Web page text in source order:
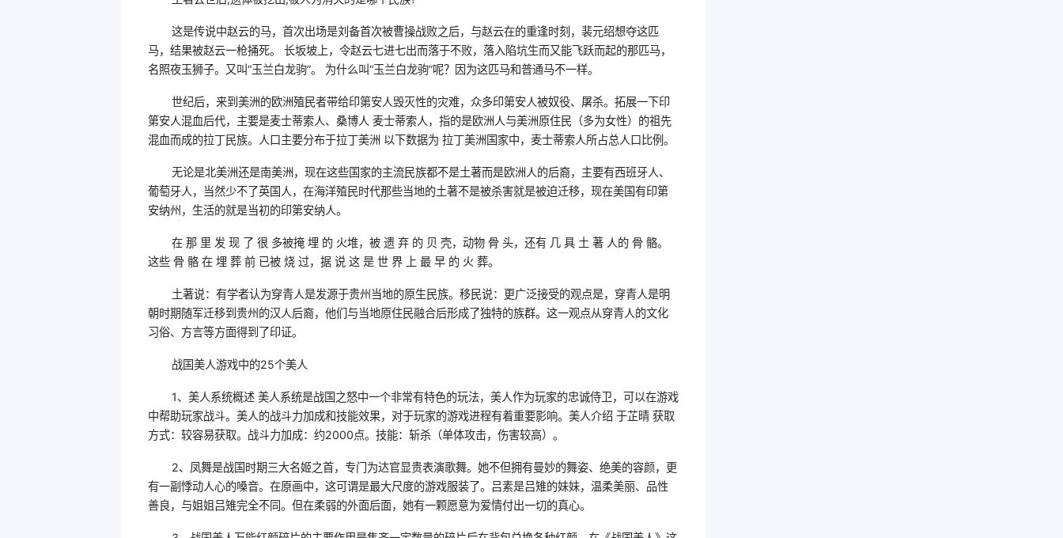
这是传说中赵云的马，首次出场是刘备首次被曹操战败之后，与赵云在的重逢时刻，裴元绍想夺这匹
马，结果被赵云一枪捅死。 长坂坡上，令赵云七进七出而落于不败，落入陷坑生而又能飞跃而起的那匹马，
名照夜玉狮子。又叫“玉兰白龙驹”。 为什么叫“玉兰白龙驹”呢？因为这匹马和普通马不一样。
世纪后，来到美洲的欧洲殖民者带给印第安人毁灭性的灾难，众多印第安人被奴役、屠杀。拓展一下印
第安人混血后代，主要是麦士蒂索人、桑博人 麦士蒂索人，指的是欧洲人与美洲原住民（多为女性）的祖先
混血而成的拉丁民族。人口主要分布于拉丁美洲 以下数据为 拉丁美洲国家中，麦士蒂索人所占总人口比例。
无论是北美洲还是南美洲，现在这些国家的主流民族都不是土著而是欧洲人的后裔，主要有西班牙人、
葡萄牙人，当然少不了英国人，在海洋殖民时代那些当地的土著不是被杀害就是被迫迁移，现在美国有印第
安纳州，生活的就是当初的印第安纳人。
在 那 里 发 现 了 很 多被掩 埋 的 火堆，被 遗 弃 的 贝 壳，动物 骨 头，还有 几 具 土 著 人的 骨 骼。
这些 骨 骼 在 埋 葬 前 已被 烧 过，据 说 这 是 世 界 上 最 早 的 火 葬。
土著说：有学者认为穿青人是发源于贵州当地的原生民族。移民说：更广泛接受的观点是，穿青人是明
朝时期随军迁移到贵州的汉人后裔，他们与当地原住民融合后形成了独特的族群。这一观点从穿青人的文化
习俗、方言等方面得到了印证。
战国美人游戏中的25个美人
1、美人系统概述 美人系统是战国之怒中一个非常有特色的玩法，美人作为玩家的忠诚侍卫，可以在游戏
中帮助玩家战斗。美人的战斗力加成和技能效果，对于玩家的游戏进程有着重要影响。美人介绍 于芷晴 获取
方式：较容易获取。战斗力加成：约2000点。技能：斩杀（单体攻击，伤害较高）。
2、凤舞是战国时期三大名姬之首，专门为达官显贵表演歌舞。她不但拥有曼妙的舞姿、绝美的容颜，更
有一副悸动人心的嗓音。在原画中，这可谓是最大尺度的游戏服装了。吕素是吕雉的妹妹，温柔美丽、品性
善良，与姐姐吕雉完全不同。但在柔弱的外面后面，她有一颗愿意为爱情付出一切的真心。